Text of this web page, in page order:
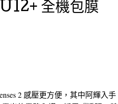
全機包膜
2 感壓更方便，其中阿輝入手